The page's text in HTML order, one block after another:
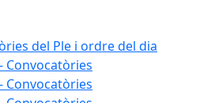
del Ple i ordre del dia
Convocatòries
Convocatòries